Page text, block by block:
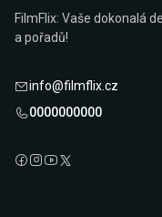
FilmFlix: Vaše dokonalá
a pořadů!
info@filmflix.cz
0000000000